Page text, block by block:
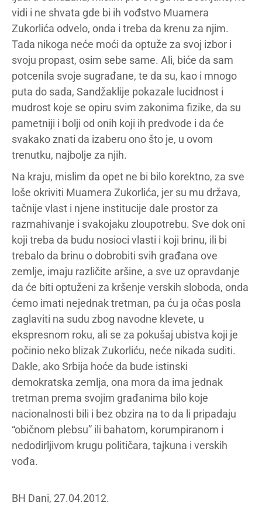
vidi i ne shvata gde bi ih vođstvo Muamera
Zukorlića odvelo, onda i treba da krenu za njim.
Tada nikoga neće moći da optuže za svoj izbor i
svoju propast, osim sebe same. Ali, biće da sam
potcenila svoje sugrađane, te da su, kao i mnogo
puta do sada, Sandžaklije pokazale lucidnost i
mudrost koje se opiru svim zakonima fizike, da su
pametniji i bolji od onih koji ih predvode i da će
svakako znati da izaberu ono što je, u ovom
trenutku, najbolje za njih.
Na kraju, mislim da opet ne bi bilo korektno, za sve
loše okriviti Muamera Zukorlića, jer su mu država,
tačnije vlast i njene institucije dale prostor za
razmahivanje i svakojaku zloupotrebu. Sve dok oni
koji treba da budu nosioci vlasti i koji brinu, ili bi
trebalo da brinu o dobrobiti svih građana ove
zemlje, imaju različite aršine, a sve uz opravdanje
da će biti optuženi za kršenje verskih sloboda, onda
ćemo imati nejednak tretman, pa ću ja očas posla
zaglaviti na sudu zbog navodne klevete, u
ekspresnom roku, ali se za pokušaj ubistva koji je
počinio neko blizak Zukorliću, neće nikada suditi.
Dakle, ako Srbija hoće da bude istinski
demokratska zemlja, ona mora da ima jednak
tretman prema svojim građanima bilo koje
nacionalnosti bili i bez obzira na to da li pripadaju
“običnom plebsu” ili bahatom, korumpiranom i
nedodirljivom krugu političara, tajkuna i verskih
vođa.
BH Dani, 27.04.2012.